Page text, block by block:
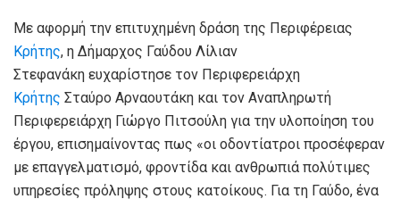
Με αφορμή την επιτυχημένη δράση της Περιφέρειας
Κρήτης, η Δήμαρχος Γαύδου Λίλιαν
Στεφανάκη ευχαρίστησε τον Περιφερειάρχη
Κρήτης Σταύρο Αρναουτάκη και τον Αναπληρωτή
Περιφερειάρχη Γιώργο Πιτσούλη για την υλοποίηση του
έργου, επισημαίνοντας πως «οι οδοντίατροι προσέφεραν
με επαγγελματισμό, φροντίδα και ανθρωπιά πολύτιμες
υπηρεσίες πρόληψης στους κατοίκους. Για τη Γαύδο, ένα